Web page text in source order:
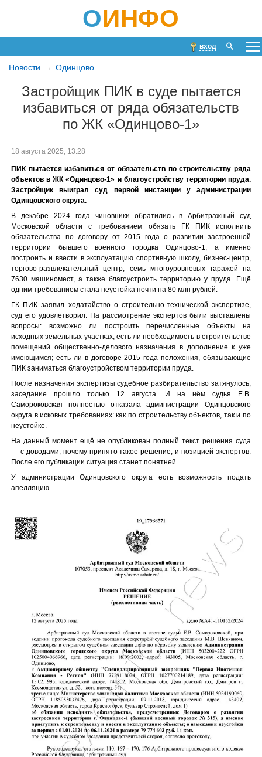
ОИНФО
вход
Новости Одинцово
Застройщик ПИК в суде пытается
избавиться от ряда обязательств
по ЖК «Одинцово-1»
18 августа 2025, 13:28
ПИК пытается избавиться от обязательств по строительству ряда
объектов в ЖК «Одинцово-1» и благоустройству территории пруда.
Застройщик выиграл суд первой инстанции у администрации
Одинцовского округа.
В декабре 2024 года чиновники обратились в Арбитражный суд
Московской области с требованием обязать ГК ПИК исполнить
обязательства по договору от 2015 года о развитии застроенной
территории бывшего военного городка Одинцово-1, а именно
построить и ввести в эксплуатацию спортивную школу, бизнес-центр,
торгово-развлекательный центр, семь многоуровневых гаражей на
7630 машиномест, а также благоустроить территорию у пруда. Ещё
одним требованием стала неустойка почти на 80 млн рублей.
ГК ПИК заявил ходатайство о строительно-технической экспертизе,
суд его удовлетворил. На рассмотрение экспертов были выставлены
вопросы: возможно ли построить перечисленные объекты на
исходных земельных участках; есть ли необходимость в строительстве
помещений общественно-делового назначения в дополнение к уже
имеющимся; есть ли в договоре 2015 года положения, обязывающие
ПИК заниматься благоустройством территории пруда.
После назначения экспертизы судебное разбирательство затянулось,
заседание прошло только 12 августа. И на нём судья Е.В.
Самороковская полностью отказала администрации Одинцовского
округа в исковых требованиях: как по строительству объектов, так и по
неустойке.
На данный момент ещё не опубликован полный текст решения суда
— с доводами, почему принято такое решение, и позицией экспертов.
После его публикации ситуация станет понятней.
У администрации Одинцовского округа есть возможность подать
апелляцию.